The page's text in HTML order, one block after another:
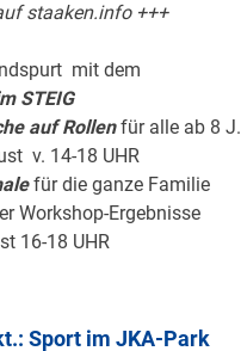
staaken.info +++
mit dem
STEIG
auf Rollenfür alle ab 8 J.
v. 14-18 UHR
für die ganze Familie
Workshop-Ergebnisse
16-18 UHR
Sport im JKA-Park